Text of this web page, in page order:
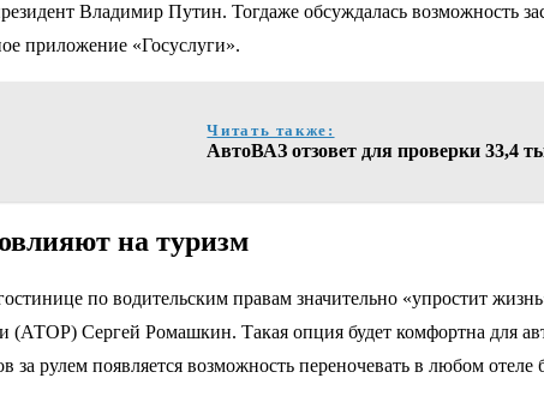
Владимир Путин. Тогдаже обсуждалась возможность
приложение «Госуслуги».
Читать также:
АвтоВАЗ отзовет для проверки 33,4
на туризм
по водительским правам значительно «упростит
(АТОР) Сергей Ромашкин. Такая опция будет комфортна для
рулем появляется возможность переночевать в любом отеле